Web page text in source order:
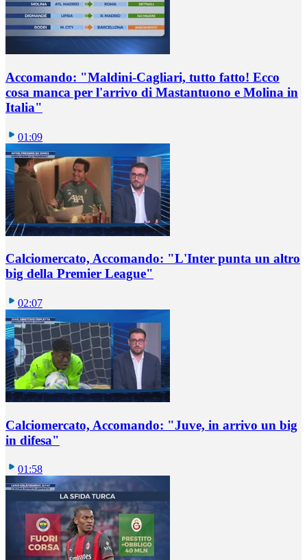
Accomando: "Maldini-Cagliari, tutto fatto! Ecco
cosa manca per l'arrivo di Mastantuono e Molina in
Italia"
01:09
Calciomercato, Accomando: "L'Inter punta un altro
big della Premier League"
02:07
Calciomercato, Accomando: "Juve, in arrivo un big
in difesa"
01:58